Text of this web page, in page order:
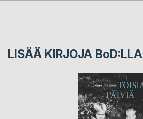
LISÄÄ KIRJOJA BoD:LLA